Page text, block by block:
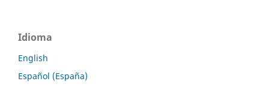
Idioma
English
Español (España)